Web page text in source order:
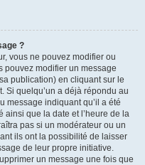
?
vous ne pouvez modifier ou
pouvez modifier un message
publication) en cliquant sur le
Si quelqu’un a déjà répondu au
message indiquant qu’il a été
ainsi que la date et l’heure de la
pas si un modérateur ou un
ils ont la possibilité de laisser
de leur propre initiative.
un message une fois que